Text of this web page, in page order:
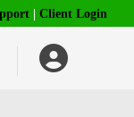
Client Login